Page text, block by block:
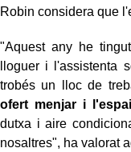
Robin considera que
"Aquest any he
lloguer i l'assistenta
trobés un lloc de
ofert menjar i
dutxa i aire
nosaltres", ha valorat